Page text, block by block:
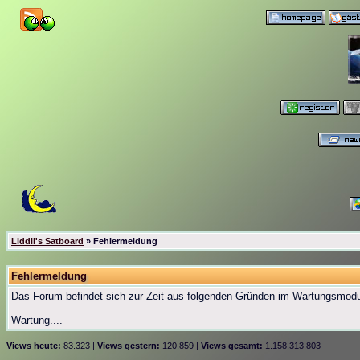
Liddll's Satboard » Fehlermeldung
Fehlermeldung
Das Forum befindet sich zur Zeit aus folgenden Gründen im
Wartung....
Views heute: 83.323 | Views gestern: 120.859 | Views gesamt: 1.158.313.803